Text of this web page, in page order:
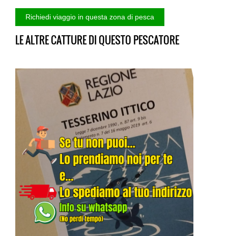
LE ALTRE CATTURE DI QUESTO PESCATORE